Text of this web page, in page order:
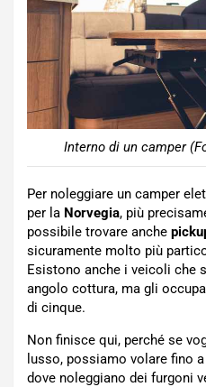
Interno di un camper
Per noleggiare un camper
per la Norvegia, più
possibile trovare anche
sicuramente molto più
Esistono anche i veicoli che
angolo cottura, ma gli
di cinque.
Non finisce qui, perché se
lusso, possiamo volare fino a
dove noleggiano dei furgoni